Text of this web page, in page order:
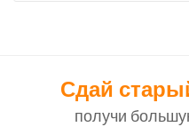
Сдай
получи